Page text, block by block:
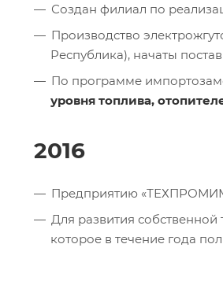
Создан филиал по
Производство
Республика), начаты
По программе
уровня топлива,
2016
Предприятию
Для развития
которое в течение года